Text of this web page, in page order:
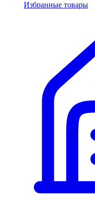
Избранные товары